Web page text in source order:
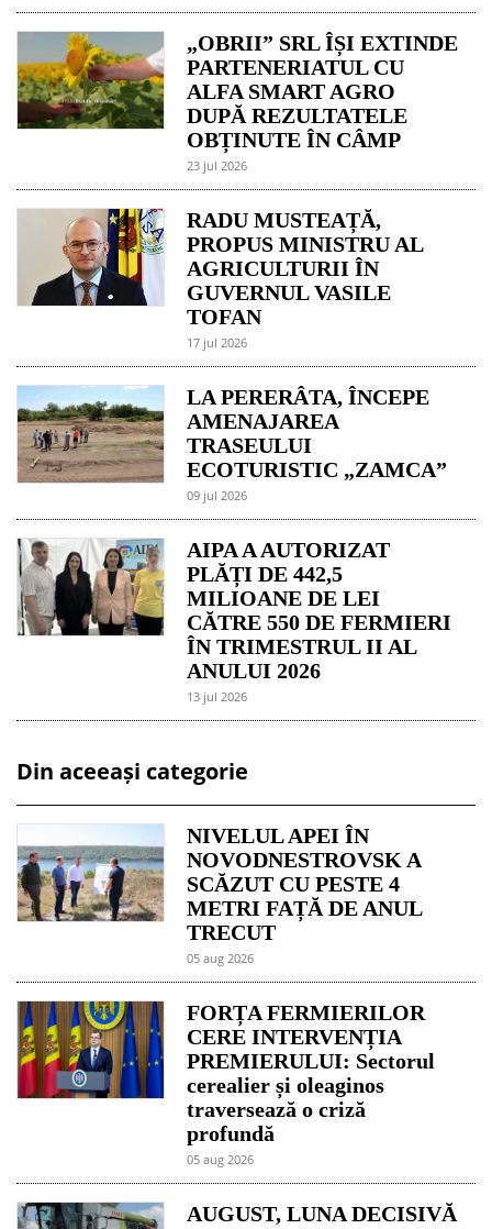
„OBRII” SRL ÎȘI EXTINDE
PARTENERIATUL CU
ALFA SMART AGRO
DUPĂ REZULTATELE
OBȚINUTE ÎN CÂMP
23 jul 2026
RADU MUSTEAȚĂ,
PROPUS MINISTRU AL
AGRICULTURII ÎN
GUVERNUL VASILE
TOFAN
17 jul 2026
LA PERERÂTA, ÎNCEPE
AMENAJAREA
TRASEULUI
ECOTURISTIC „ZAMCA”
09 jul 2026
AIPA A AUTORIZAT
PLĂȚI DE 442,5
MILIOANE DE LEI
CĂTRE 550 DE FERMIERI
ÎN TRIMESTRUL II AL
ANULUI 2026
13 jul 2026
Din aceeași categorie
NIVELUL APEI ÎN
NOVODNESTROVSK A
SCĂZUT CU PESTE 4
METRI FAȚĂ DE ANUL
TRECUT
05 aug 2026
FORȚA FERMIERILOR
CERE INTERVENȚIA
PREMIERULUI: Sectorul
cerealier și oleaginos
traversează o criză
profundă
05 aug 2026
AUGUST, LUNA DECISIVĂ